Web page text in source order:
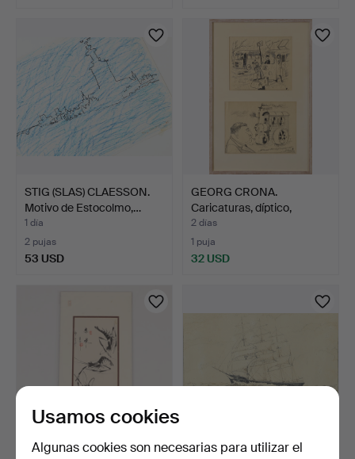
STIG (SLAS) CLAESSON.
Motivo de Estocolmo,…
1 día
2 pujas
53 USD
GEORG CRONA.
Caricaturas, díptico,
firmado…
2 días
1 puja
32 USD
Usamos cookies
Algunas cookies son necesarias para utilizar el